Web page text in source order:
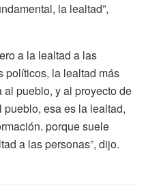
la lealtad”,
a la lealtad a las
políticos, la lealtad más
pueblo, y al proyecto de
esa es la lealtad,
porque suele
a las personas”, dijo.